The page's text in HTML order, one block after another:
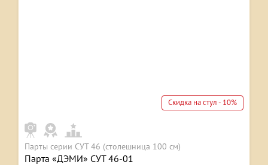
Скидка на стул - 10%
Парты серии СУТ 46 (столешница 100 см)
Парта «ДЭМИ» СУТ 46-01